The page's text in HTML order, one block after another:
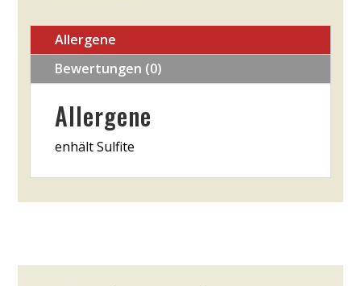
Allergene
Bewertungen (0)
Allergene
enhält Sulfite